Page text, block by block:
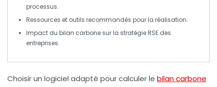
processus.
Ressources et outils recommandés pour la réalisation.
Impact du bilan carbone sur la stratégieRSE des
entreprises.
Choisir un logiciel adapté pourcalculer le bilan carbone